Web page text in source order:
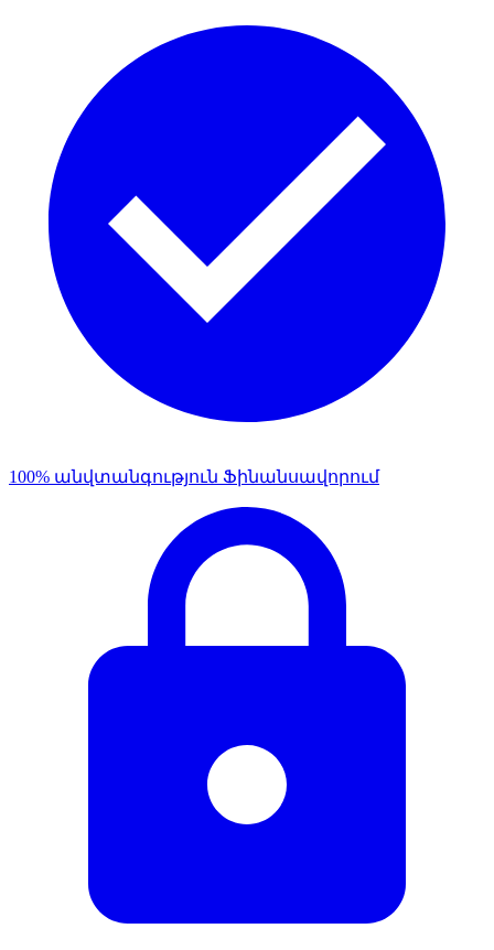
100% անվտանգություն Ֆինանսավորում